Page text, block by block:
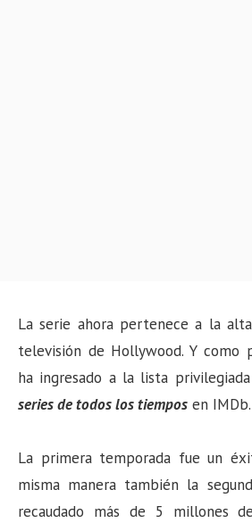
La serie ahora pertenece a la
televisión de Hollywood. Y como
ha ingresado a la lista
series de todos los tiempos en IMDb.
La primera temporada fue un
misma manera también la
recaudado más de 5 millones